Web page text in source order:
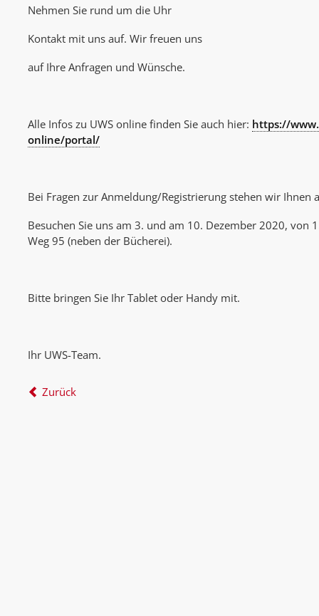
Nehmen Sie rund um die Uhr
Kontakt mit uns auf. Wir freuen uns
auf Ihre Anfragen und Wünsche.
Alle Infos zu UWS online finden Sie auch hier: https://
online/portal/
Bei Fragen zur Anmeldung/Registrierung stehen wir Ihnen
Besuchen Sie uns am 3. und am 10. Dezember 2020, von
Weg 95 (neben der Bücherei).
Bitte bringen Sie Ihr Tablet oder Handy mit.
Ihr UWS-Team.
Zurück